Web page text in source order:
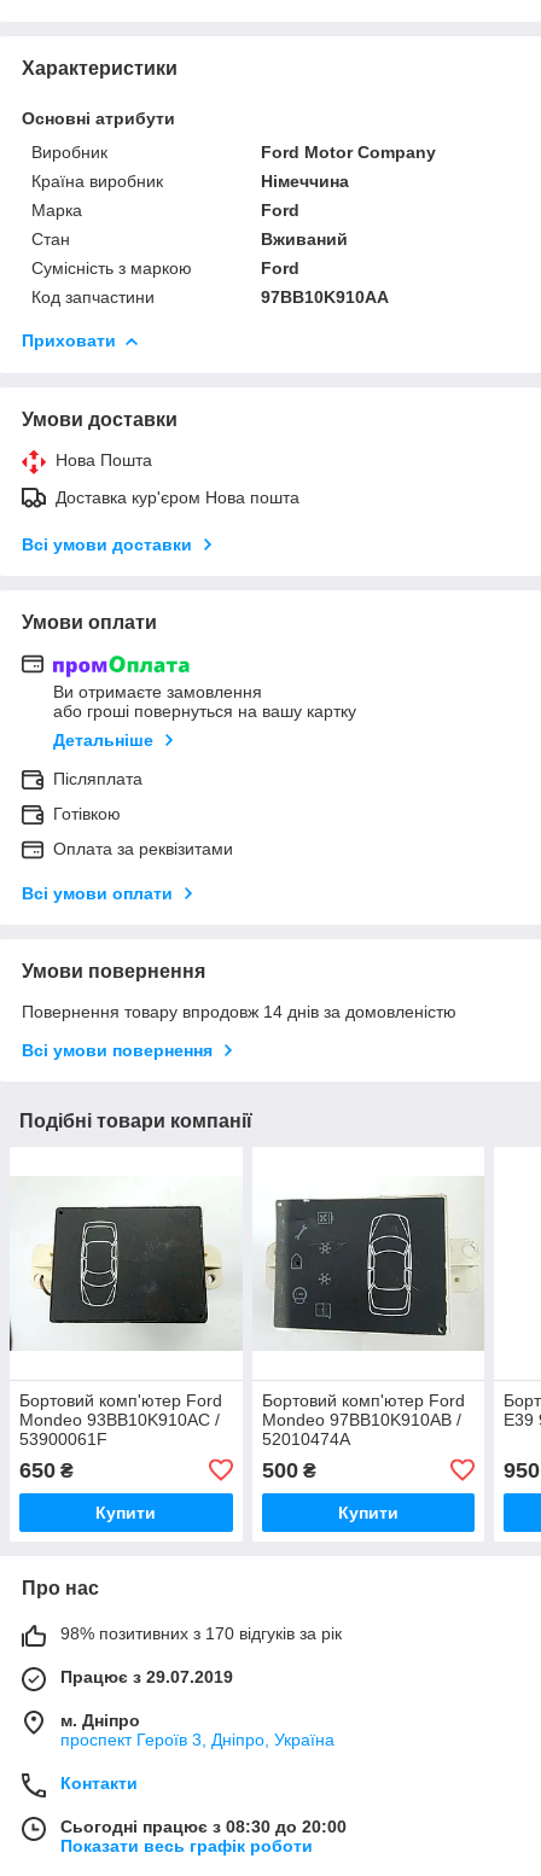
Характеристики
Основні атрибути
Виробник
Ford Motor Company
Країна виробник
Німеччина
Марка
Ford
Стан
Вживаний
Сумісність з маркою
Ford
Код запчастини
97BB10K910AA
Приховати
Умови доставки
Нова Пошта
Доставка кур'єром Нова пошта
Всі умови доставки
Умови оплати
Ви отримаєте замовлення
або гроші повернуться на вашу картку
Детальніше
Післяплата
Готівкою
Оплата за реквізитами
Всі умови оплати
Умови повернення
Повернення товару впродовж 14 днів за домовленістю
Всі умови повернення
Подібні товари компанії
Бортовий комп'ютер Ford
Mondeo 93BB10K910AC /
53900061F
650 ₴
Купити
Бортовий комп'ютер Ford
Mondeo 97BB10K910AB /
52010474A
500₴
Купити
E39
950
Про нас
98% позитивних з 170 відгуків за рік
Працює з 29.07.2019
м. Дніпро
проспект Героїв 3, Дніпро, Україна
Контакти
Сьогодні працює з 08:30 до 20:00
Показати весь графік роботи